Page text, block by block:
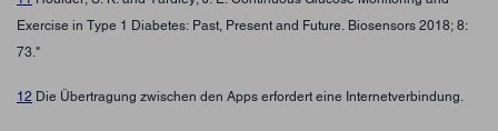
Exercise in Type 1 Diabetes: Past, Present and Future. Biosensors 2018; 8:
73."
12 Die Übertragung zwischen den Apps erfordert eine Internetverbindung.